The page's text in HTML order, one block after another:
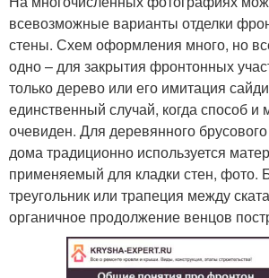
всевозможные варианты отделки
стены. Схем оформления много, но
одно – для закрытия фронтонных
только дерево или его имитация
единственный случай, когда способ и
очевиден. Для деревянного
дома традиционно используется
применяемый для кладки стен, фото.
треугольник или трапеция между
органичное продолжение венцов